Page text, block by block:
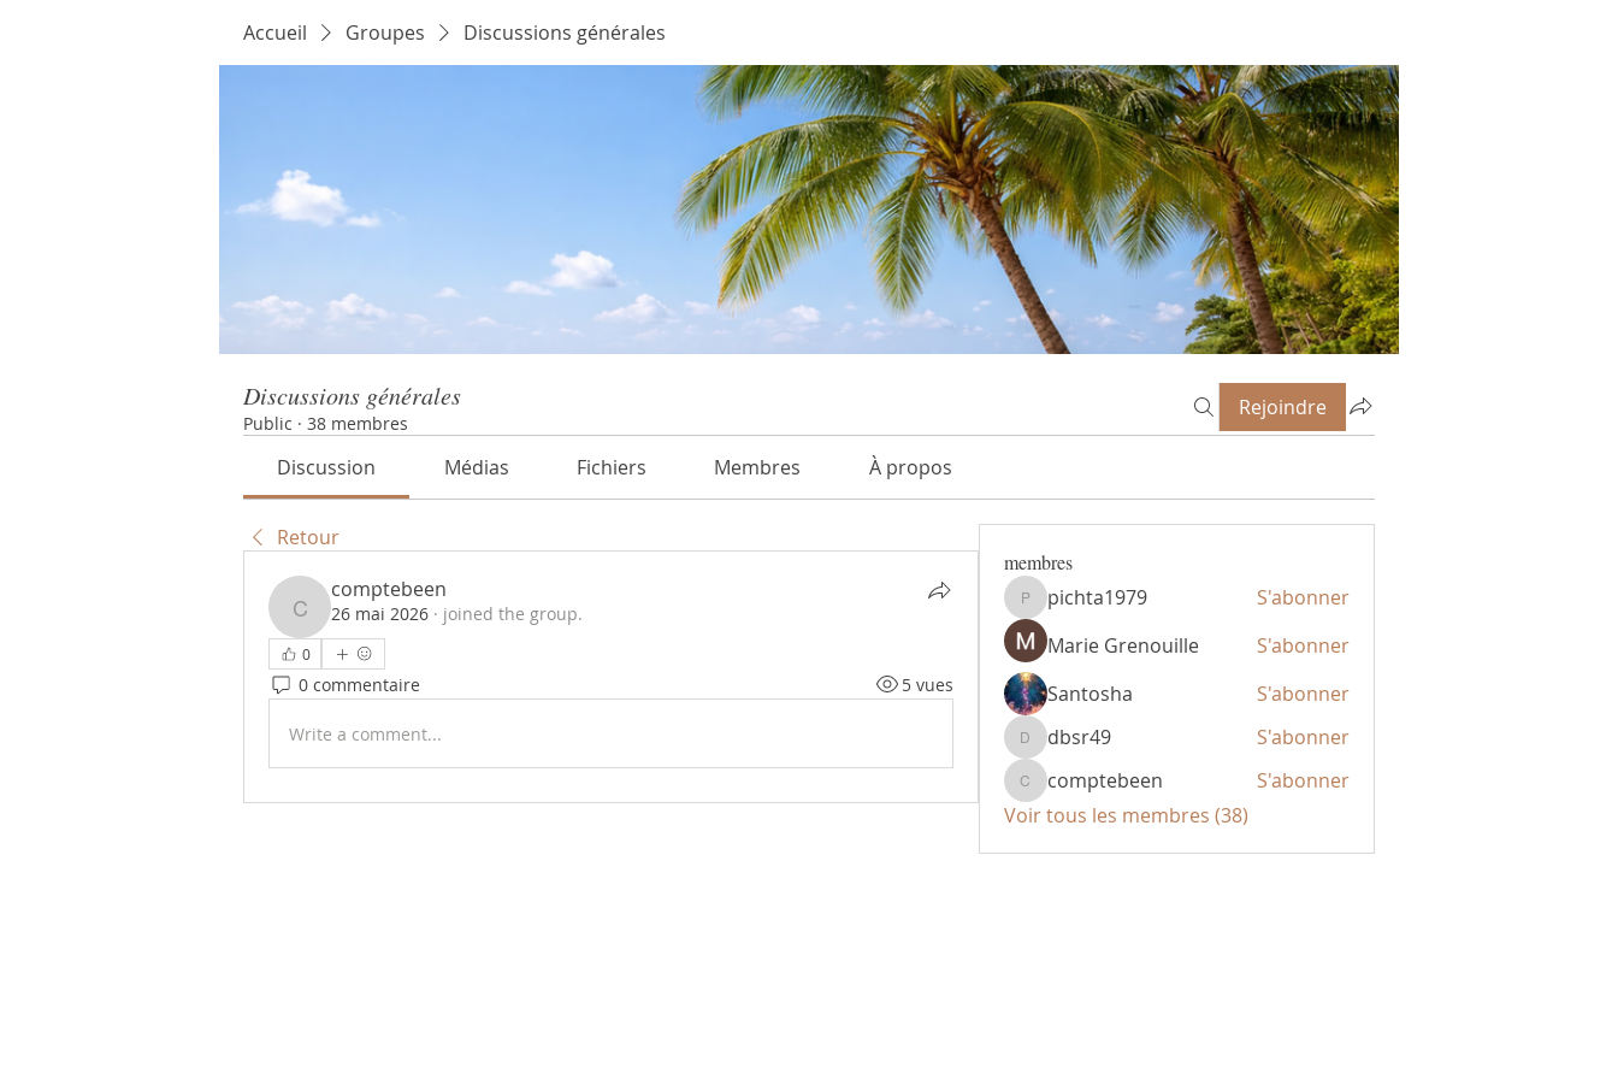
Accueil Groupes Discussions générales
Discussions générales
Public · 38 membres
Rejoindre
Discussion Médias Fichiers Membres À propos
Retour
comptebeen
comptebeen
26 mai 2026 · joined the group.
0
0 commentaire 5 vues
Write a comment...
membres
pichta1979
pichta1979
S'abonner
Marie Grenouille
S'abonner
Santosha
S'abonner
dbsr49dbsr49 S'abonner
comptebeen
comptebeen
S'abonner
Voir tous les membres (38)